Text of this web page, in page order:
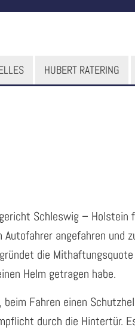
HUBERT RATERING
Schleswig –
angefahren und
die
Helm getragen habe.
Fahren einen
durch die Hintertür.